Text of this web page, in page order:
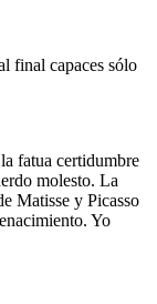
final capaces sólo
fatua certidumbre
molesto. La
Matisse y Picasso
Yo